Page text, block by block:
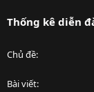
Thống kê diễn
Chủ đề
Bài viết